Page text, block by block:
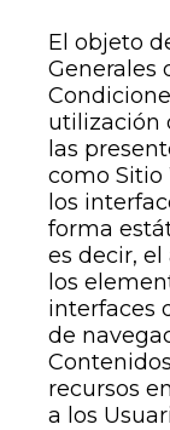
El objeto
Generales
utilización
las
como Sitio
los
forma
es decir,
los
interfaces
de
recursos
a los